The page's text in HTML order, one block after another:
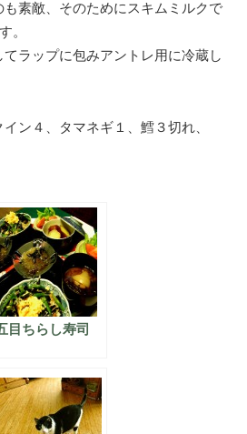
素敵、そのためにスキムミルクで
。
ラップに包みアントレ用に冷蔵し
ン４、タマネギ１、鱈３切れ、
目ちらし寿司